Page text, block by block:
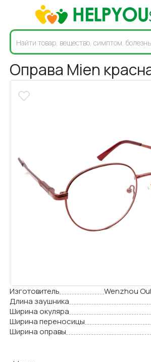
Оправа Mien
Изготовитель
Wenzhou
Длина заушника
Ширина окуляра
Ширина переносицы
Ширина оправы